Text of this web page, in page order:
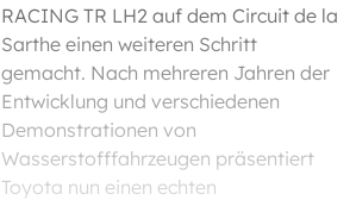
RACING TR LH2 auf dem Circuit de la
Sarthe einen weiteren Schritt
gemacht. Nach mehreren Jahren der
Entwicklung und verschiedenen
Demonstrationen von
Wasserstofffahrzeugen präsentiert
Toyota nun einen echten